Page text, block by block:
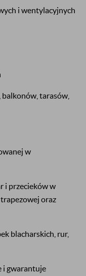
i wentylacyjnych
tarasów,
w
i przecieków w
oraz
blacharskich, rur,
i gwarantuje